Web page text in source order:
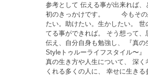
参考として 伝える事が出来れば
初のきっかけです。 今もその
たい。助けたい。生かしたい。 世
てる事ができれば。 そう想って、
伝え、自分自身も勉強し、 『真
Styleトゥルーライフスタイル
真の生き方や人生について、 深
くれる多くの人に、 幸せに生き